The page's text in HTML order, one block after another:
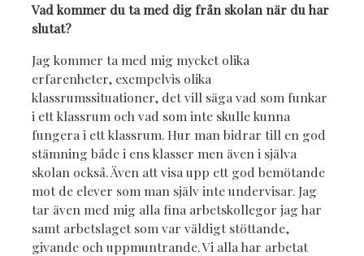
Vad kommer du ta med dig från skolan när du har
slutat?
Jag kommer ta med mig mycket olika
erfarenheter, exempelvis olika
klassrumssituationer, det vill säga vad som funkar
i ett klassrum och vad som inte skulle kunna
fungera i ett klassrum. Hur man bidrar till en god
stämning både i ens klasser men även i själva
skolan också. Även att visa upp ett god bemötande
mot de elever som man själv inte undervisar. Jag
tar även med mig alla fina arbetskollegor jag har
samt arbetslaget som var väldigt stöttande,
givande och uppmuntrande. Vi alla har arbetat